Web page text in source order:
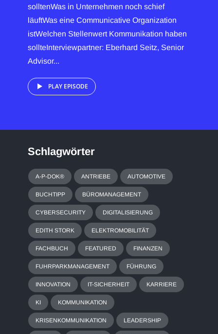
solltenWas in Unternehmen noch schief
läuftWas eine Communicative Organization
istWelchen Stellenwert Kommunikation haben
sollteInterviewpartner: Eberhard Seitz, Senior
Advisor...
PLAY EPISODE
Schlagwörter
A-P-DOK® ANTRIEBE AUTOMOTIVE
BUCHTIPP BÜROMANAGEMENT
CYBERSECURITY DIGITALISIERUNG
EDITH STORK ELEKTROMOBILITÄT
FACHBUCH FEATURED FINANZEN
FUHRPARKMANAGEMENT FÜHRUNG
INNOVATION IT-SICHERHEIT KARRIERE
KI KOMMUNIKATION
KRISENKOMMUNIKATION LEADERSHIP